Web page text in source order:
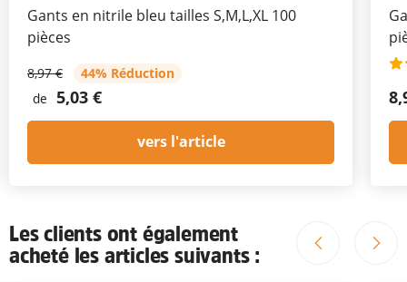
Gants en nitrile bleu tailles S,M,L,XL 100
pièces
8,97 €
44% Réduction
de 5,03 €
vers l'article
Les clients ont également
acheté les articles suivants :